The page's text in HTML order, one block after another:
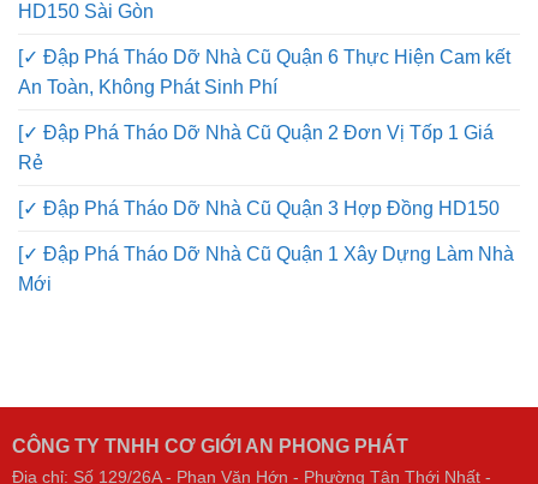
HD150 Sài Gòn
[✓ Đập Phá Tháo Dỡ Nhà Cũ Quận 6 Thực Hiện Cam kết
An Toàn, Không Phát Sinh Phí
[✓ Đập Phá Tháo Dỡ Nhà Cũ Quận 2 Đơn Vị Tốp 1 Giá
Rẻ
[✓ Đập Phá Tháo Dỡ Nhà Cũ Quận 3 Hợp Đồng HD150
[✓ Đập Phá Tháo Dỡ Nhà Cũ Quận 1 Xây Dựng Làm Nhà
Mới
CÔNG TY TNHH CƠ GIỚI AN PHONG PHÁT
Địa chỉ: Số 129/26A - Phan Văn Hớn - Phường Tân Thới Nhất -